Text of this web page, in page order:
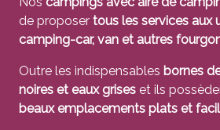
de proposer tous les services aux
camping-car, van et autres
Outre les indispensables bornes
noires et eaux grises et ils
beaux emplacements plats et